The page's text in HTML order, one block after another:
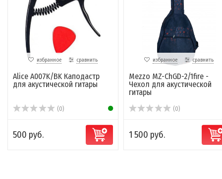
избранное сравнить
Alice A007K/BK Каподастр
для акустической гитары
(0)
500 руб.
избранное сравнить
Mezzo MZ-ChGD-2/1fire -
Чехол для акустической
гитары
(0)
1 500 руб.